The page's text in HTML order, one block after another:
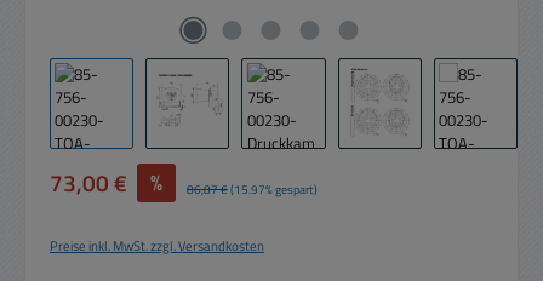
Verkaufspreis:
73,00 € % Regulärer Preis:
86,87 €(15.97% gespart)
Preise inkl. MwSt. zzgl. Versandkosten